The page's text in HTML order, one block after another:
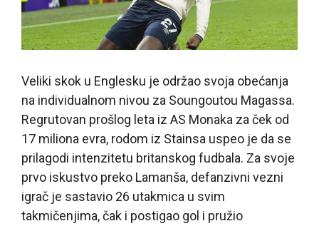
Veliki skok u Englesku je održao svoja obećanja
na individualnom nivou za Soungoutou Magassa.
Regrutovan prošlog leta iz AS Monaka za ček od
17 miliona evra, rodom iz Stainsa uspeo je da se
prilagodi intenzitetu britanskog fudbala. Za svoje
prvo iskustvo preko Lamanša, defanzivni vezni
igrač je sastavio 26 utakmica u svim
takmičenjima, čak i postigao gol i pružio